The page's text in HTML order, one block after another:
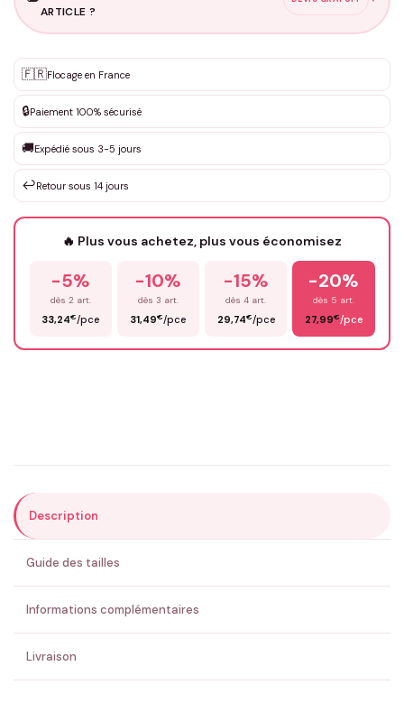
ARTICLE ?
✨ Personnalisation sur mesure
DEVIS GRATUIT · Personnalisation de 3 à 10€ selon la demande
Que souhaitez-vous ?*
Votre texte / idée*
Prénom*
ENVOYER MA DEMANDE ✨
💚 Retour sous 24-48h🇫🇷 Flocage en France✅ Validation avant fabrication
🇫🇷Flocage en France
🔒Paiement 100% sécurisé
🚚Expédié sous 3-5 jours
↩️Retour sous 14 jours
🔥 Plus vous achetez, plus vous économisez
-5%
dès 2 art.
33,24€/pce
-10%
dès 3 art.
31,49€/pce
-15%
dès 4 art.
29,74€/pce
-20%
dès 5 art.
27,99€/pce
Description
Guide des tailles
Informations complémentaires
Livraison